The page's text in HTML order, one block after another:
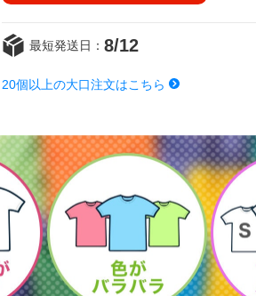
最短発送日： 8/12
20個以上の大口注文はこちら